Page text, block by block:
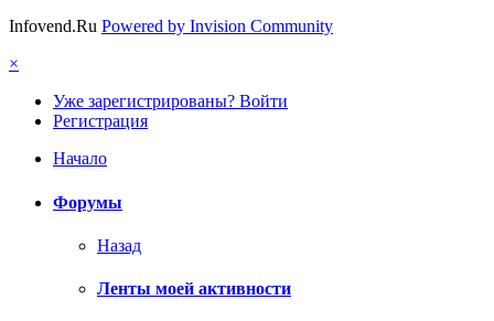
Infovend.Ru Powered by Invision Community
×
Уже зарегистрированы? Войти
Регистрация
Начало
Форумы
Назад
Ленты моей активности